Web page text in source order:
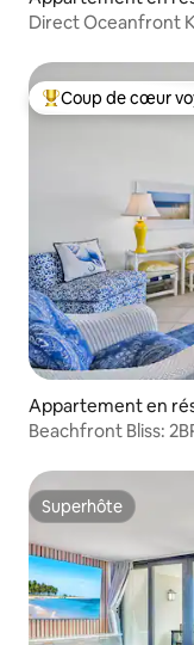
Direct Oceanfront
Coups de cœur
Coup de cœur
Appartement en
Beachfront Bliss:
Superhôte
Superhôte